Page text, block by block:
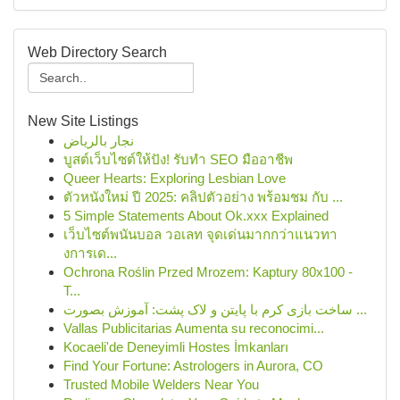
Web Directory Search
New Site Listings
نجار بالرياض
บูสต์เว็บไซต์ให้ปัง! รับทำ SEO มืออาชีพ
Queer Hearts: Exploring Lesbian Love
ตัวหนังใหม่ ปี 2025: คลิปตัวอย่าง พร้อมชม กับ ...
5 Simple Statements About Ok.xxx Explained
เว็บไซต์พนันบอล วอเลท จุดเด่นมากกว่าแนวทา
งการเด...
Ochrona Roślin Przed Mrozem: Kaptury 80x100 -
T...
ساخت بازی کرم با پایتن و لاک پشت: آموزش بصورت ...
Vallas Publicitarias Aumenta su reconocimi...
Kocaeli'de Deneyimli Hostes İmkanları
Find Your Fortune: Astrologers in Aurora, CO
Trusted Mobile Welders Near You